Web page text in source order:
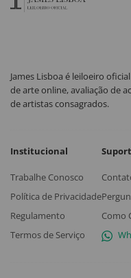
James Lisboa é leiloeiro
de arte online, avaliação de
de artistas consagrados.
Institucional
Trabalhe Conosco
Política de Privacidade
Regulamento
Termos de Serviço
Como